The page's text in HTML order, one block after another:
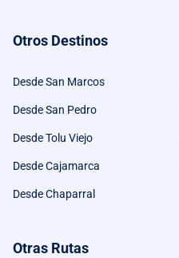
Otros Destinos
Desde San Marcos
Desde San Pedro
Desde Tolu Viejo
Desde Cajamarca
Desde Chaparral
Otras Rutas